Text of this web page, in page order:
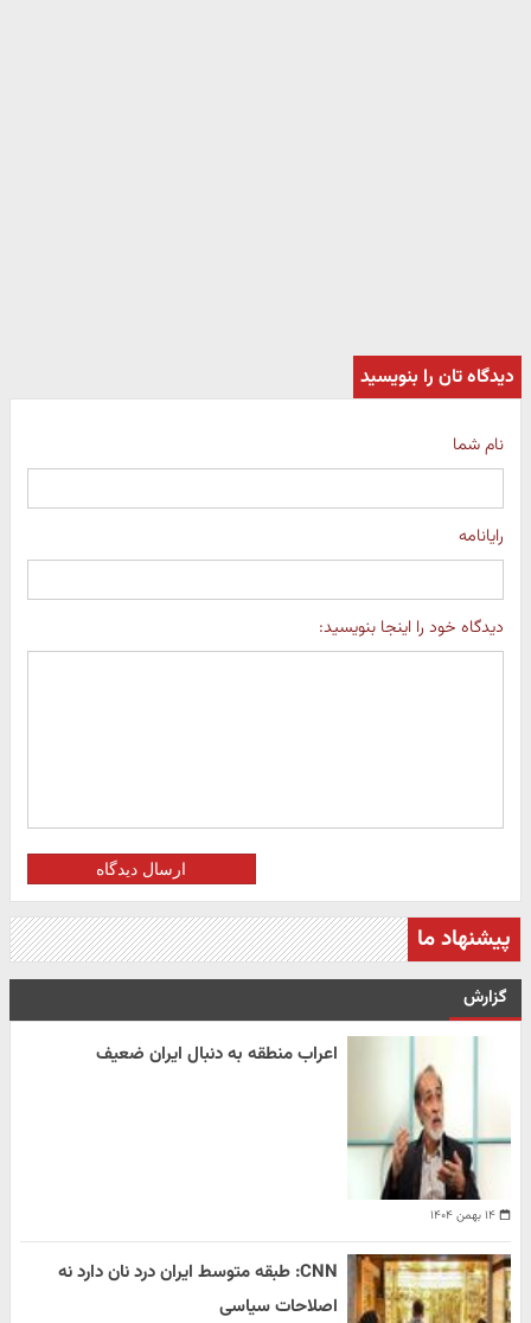
دیدگاه تان را بنویسید
نام شما
رایانامه
دیدگاه خود را اینجا بنویسید:
ارسال دیدگاه
پیشنهاد ما
گزارش
۱۴ بهمن ۱۴۰۴
اعراب منطقه به دنبال ایران ضعیف
CNN: طبقه متوسط ایران درد نان دارد نه
اصلاحات سیاسی